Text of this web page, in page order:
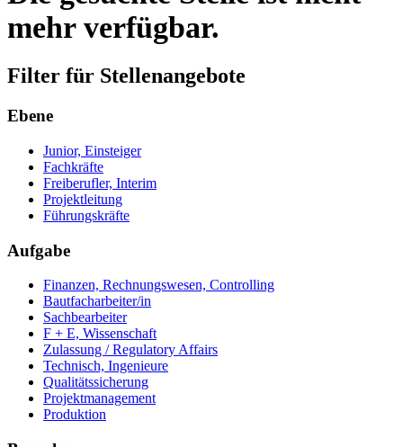
mehr verfügbar.
Filter für Stellenangebote
Ebene
Junior, Einsteiger
Fachkräfte
Freiberufler, Interim
Projektleitung
Führungskräfte
Aufgabe
Finanzen, Rechnungswesen, Controlling
Bautfacharbeiter/in
Sachbearbeiter
F + E, Wissenschaft
Zulassung / Regulatory Affairs
Technisch, Ingenieure
Qualitätssicherung
Projektmanagement
Produktion